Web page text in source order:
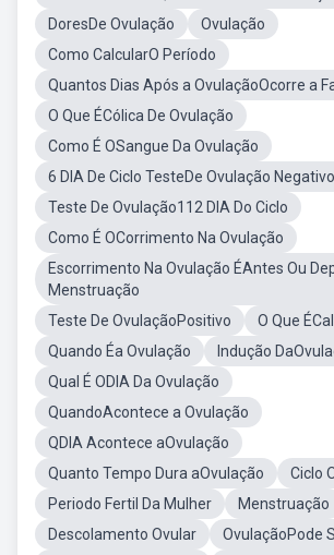
DoresDe Ovulação
Ovulação
Como CalcularO Período
Quantos Dias Após a OvulaçãoOcorre a
O Que ÉCólica De Ovulação
Como É OSangue Da Ovulação
6 DIA De Ciclo TesteDe Ovulação Negativo
Teste De Ovulação112 DIA Do Ciclo
Como É OCorrimento Na Ovulação
Escorrimento Na Ovulação ÉAntes Ou
Menstruação
Teste De OvulaçãoPositivo
O Que
Quando Éa Ovulação
Indução
Qual É ODIA Da Ovulação
QuandoAcontece a Ovulação
QDIA Acontece aOvulação
Quanto Tempo Dura aOvulação
Ciclo
Periodo Fertil Da Mulher
Menstruação
Descolamento Ovular
OvulaçãoPode